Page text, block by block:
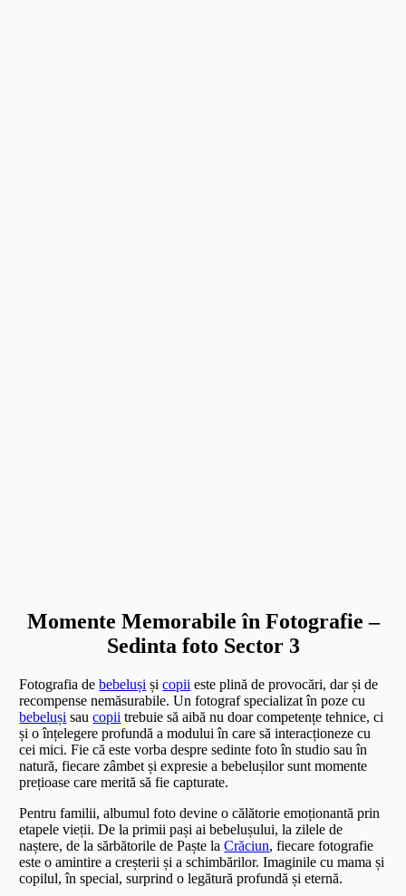
Momente Memorabile în Fotografie –
Sedinta foto Sector 3
Fotografia debebeluși șicopii este plină de provocări, dar și de
recompense nemăsurabile. Un fotograf specializat în poze cu
bebeluși saucopii trebuie să aibă nu doar competențe tehnice, ci
și o înțelegere profundă a modului în care să interacționeze cu
cei mici. Fie că este vorba despre sedinte foto în studio sau în
natură, fiecare zâmbet și expresie a bebelușilor sunt momente
prețioase care merită să fie capturate.
Pentru familii, albumul foto devine o călătorie emoționantă prin
etapele vieții. De la primii pași ai bebelușului, la zilele de
naștere, de la sărbătorile de Paște laCrăciun, fiecare fotografie
este o amintire a creșterii și a schimbărilor. Imaginile cu mama și
copilul, în special, surprind o legătură profundă și eternă.